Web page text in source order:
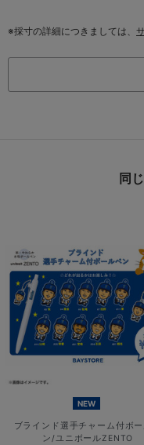
※採寸の詳細につきましては、
同
NEW
ブラインド選手チャーム付ボ
ン/ユニボールZENTO